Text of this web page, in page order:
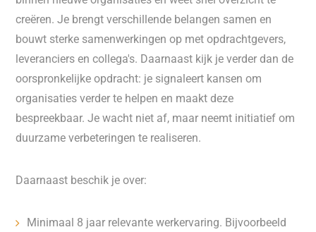
creëren. Je brengt verschillende belangen samen en
bouwt sterke samenwerkingen op met opdrachtgevers,
leveranciers en collega's. Daarnaast kijk je verder dan de
oorspronkelijke opdracht: je signaleert kansen om
organisaties verder te helpen en maakt deze
bespreekbaar. Je wacht niet af, maar neemt initiatief om
duurzame verbeteringen te realiseren.
Daarnaast beschik je over:
Minimaal 8 jaar relevante werkervaring. Bijvoorbeeld